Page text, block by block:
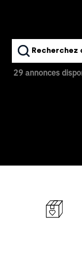
Recherchez
29 annonces